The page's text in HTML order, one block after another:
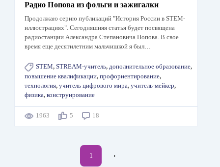
Радио Попова из фольги и зажигалки
Продолжаю серию публикаций "История России в STEM-
иллюстрациях". Сегодняшняя статья будет посвящена
радиостанции Александра Степановича Попова. В свое
время еще десятилетним мальчишкой я был…
STEM, STREAM-учитель, дополнительное образование,
повышение квалификации, профориентирование,
технология, учитель цифрового мира, учитель-мейкер,
физика, конструирование
1963 5 18
Текущая
1 Следующая
›